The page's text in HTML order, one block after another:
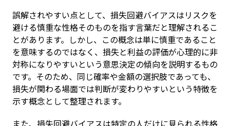
誤解されやすい点として、損失回避バイアスはリスクを
避ける慎重な性格そのものを指す言葉だと理解されるこ
とがあります。しかし、この概念は単に慎重であること
を意味するのではなく、損失と利益の評価が心理的に非
対称になりやすいという意思決定の傾向を説明するもの
です。そのため、同じ確率や金額の選択肢であっても、
損失が関わる場面では判断が変わりやすいという特徴を
示す概念として整理されます。
また、損失回避バイアスは特定の人だけに見られる性格